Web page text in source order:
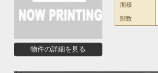
物件の詳細を見る
面積
階数